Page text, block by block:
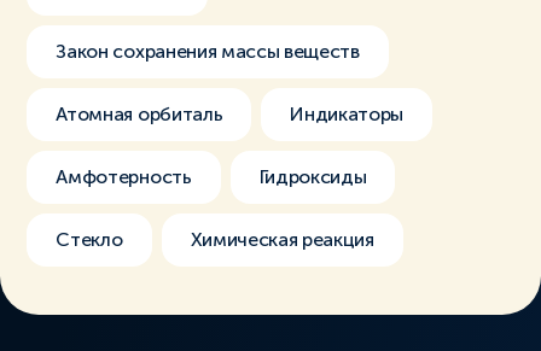
Закон сохранения массы веществ
Атомная орбиталь Индикаторы
Амфотерность Гидроксиды
Стекло Химическая реакция